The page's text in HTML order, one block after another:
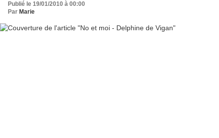
Publié le 19/01/2010 à 00:00
Par Marie